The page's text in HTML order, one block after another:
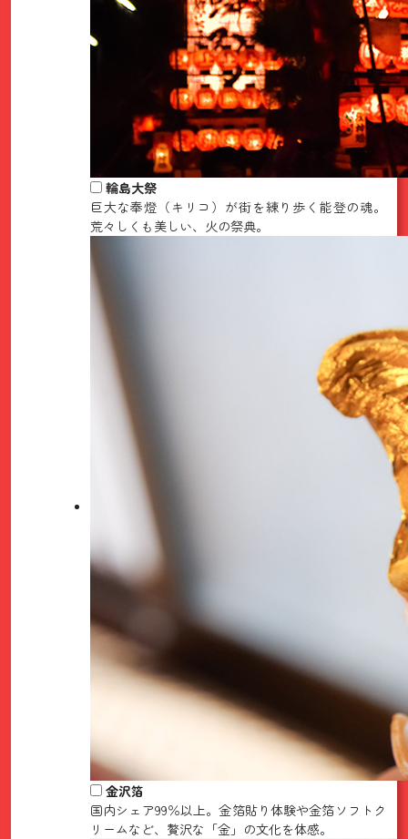
輪島大祭
巨大な奉燈（キリコ）が街を練り歩く能登の魂。
荒々しくも美しい、火の祭典。
金沢箔
国内シェア99％以上。金箔貼り体験や金箔ソフトク
リームなど、贅沢な「金」の文化を体感。